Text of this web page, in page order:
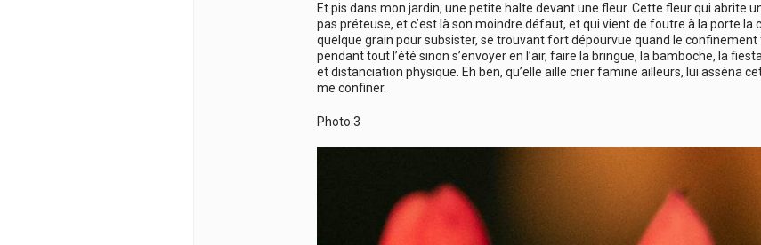
Et pis dans mon jardin, une petite halte devant une fleur. Cette fleur qui abrite
pas préteuse, et c’est là son moindre défaut, et qui vient de foutre à la porte la
quelque grain pour subsister, se trouvant fort dépourvue quand le
pendant tout l’été sinon s’envoyer en l’air, faire la bringue, la bamboche, la
et distanciation physique. Eh ben, qu’elle aille crier famine ailleurs, lui asséna
me confiner.
Photo 3